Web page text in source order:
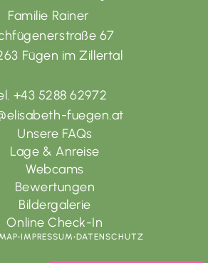
Familie Rainer
67
Fügen im Zillertal
+43 5288 62972
fuegen.at
Unsere FAQs
Lage & Anreise
Webcams
Bewertungen
Bildergalerie
Online Check-In
•IMPRESSUM•DATENSCHUTZ